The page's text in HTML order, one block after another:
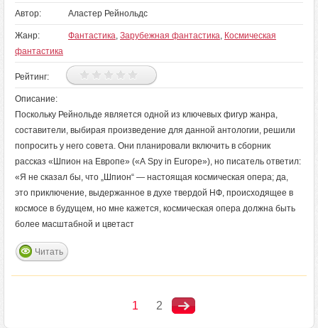
Автор: Аластер Рейнольдс
Жанр: Фантастика, Зарубежная фантастика, Космическая
фантастика
Рейтинг:
Описание:
Поскольку Рейнольде является одной из ключевых фигур жанра,
составители, выбирая произведение для данной антологии, решили
попросить у него совета. Они планировали включить в сборник
рассказ «Шпион на Европе» («А Spy in Europe»), но писатель ответил:
«Я не сказал бы, что „Шпион“ — настоящая космическая опера; да,
это приключение, выдержанное в духе твердой НФ, происходящее в
космосе в будущем, но мне кажется, космическая опера должна быть
более масштабной и цветаст
Читать
1 2